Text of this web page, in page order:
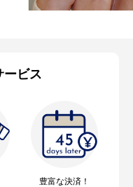
ービス
豊富な決済！